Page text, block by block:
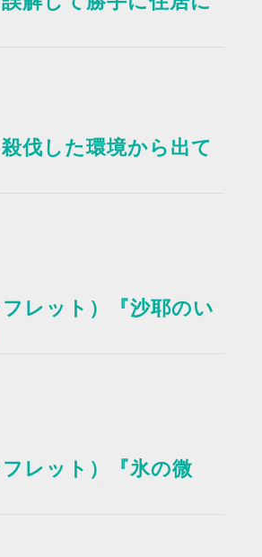
伐した環境から出て
フレット）『沙耶のい
フレット）『氷の微